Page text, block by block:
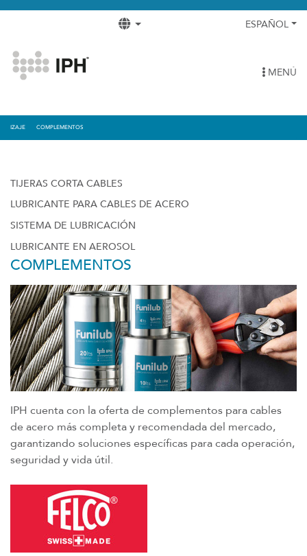
ESPAÑOL
MENÚ
IZAJE COMPLEMENTOS
TIJERAS CORTA CABLES
LUBRICANTE PARA CABLES DE ACERO
SISTEMA DE LUBRICACIÓN
LUBRICANTE EN AEROSOL
COMPLEMENTOS
IPH cuenta con la oferta de complementos para cables
de acero más completa y recomendada del mercado,
garantizando soluciones específicas para cada operación,
seguridad y vida útil.